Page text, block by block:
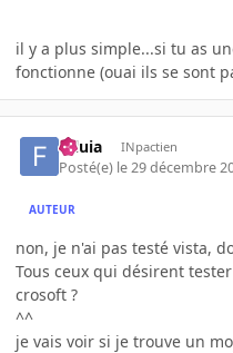
il y a plus simple...si tu as
fonctionne (ouai ils se sont
foluia INpactien
Posté(e) le 29 décembre
AUTEUR
non, je n'ai pas testé vista,
Tous ceux qui désirent
crosoft ?
^^
je vais voir si je trouve un